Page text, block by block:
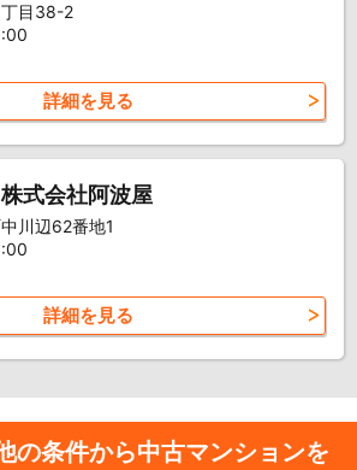
目38-2
詳細を見る
式会社阿波屋
川辺62番地1
詳細を見る
の条件から中古マンションを